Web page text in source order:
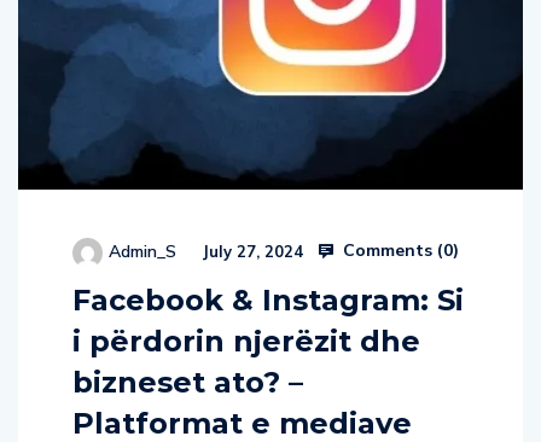
Admin_S July 27, 2024 Comments (0)
Facebook & Instagram: Si
i përdorin njerëzit dhe
bizneset ato? –
Platformat e mediave